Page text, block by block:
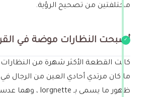
مختلفتين من تصحيح الرؤية.
أصبحت النظارات موضة في
ما كان مرتدي أحادي العين من الرجال